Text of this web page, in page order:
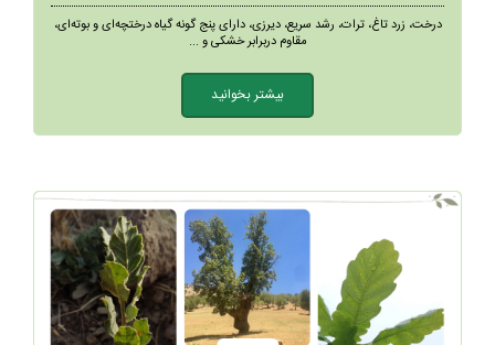
درخت، زرد تاغ، ترات، رشد سریع، دیرزی، دارای پنج گونه گیاه درختچه‌ای و بوته‌ای،
مقاوم دربرابر خشکی و ...
بیشتر بخوانید